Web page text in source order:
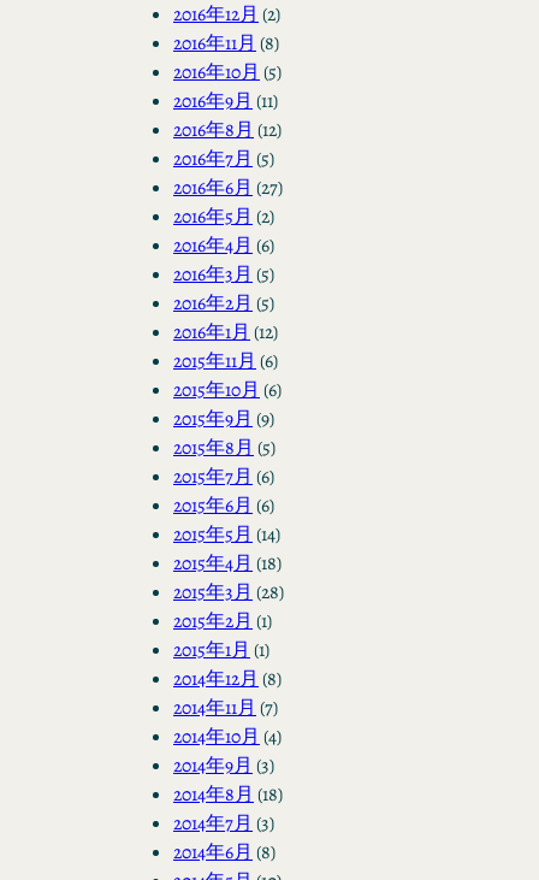
2016年12月 (2)
2016年11月 (8)
2016年10月 (5)
2016年9月 (11)
2016年8月 (12)
2016年7月 (5)
2016年6月 (27)
2016年5月 (2)
2016年4月 (6)
2016年3月 (5)
2016年2月 (5)
2016年1月 (12)
2015年11月 (6)
2015年10月 (6)
2015年9月 (9)
2015年8月 (5)
2015年7月 (6)
2015年6月 (6)
2015年5月 (14)
2015年4月 (18)
2015年3月 (28)
2015年2月 (1)
2015年1月 (1)
2014年12月 (8)
2014年11月 (7)
2014年10月 (4)
2014年9月 (3)
2014年8月 (18)
2014年7月 (3)
2014年6月 (8)